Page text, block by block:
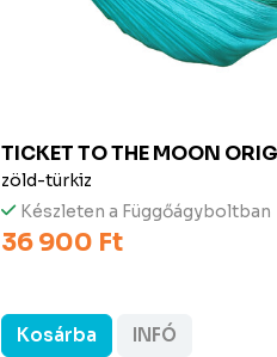
TICKET TO THE MOON
zöld-türkiz
Készleten a Függőágyboltban
36 900 Ft
Kosárba INFÓ